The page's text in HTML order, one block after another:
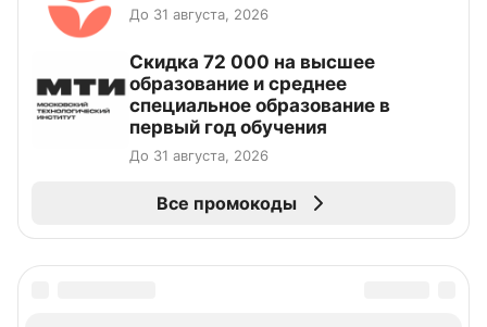
До 31 августа, 2026
Скидка 72 000 на высшее
образование и среднее
специальное образование в
первый год обучения
До 31 августа, 2026
Все промокоды